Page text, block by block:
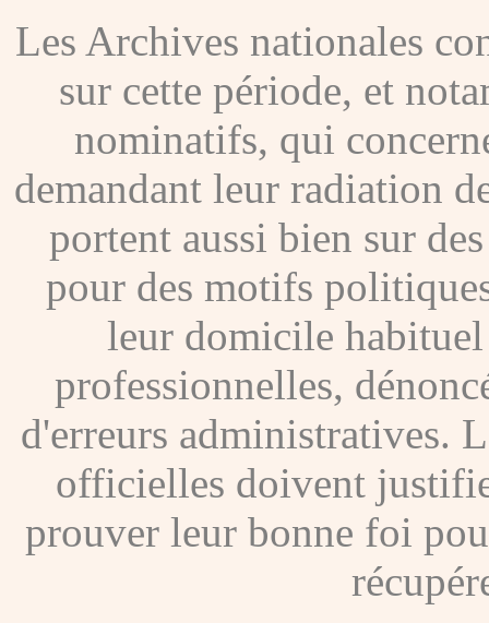
Les Archives nationales
sur cette période, et
nominatifs, qui
demandant leur radiation
portent aussi bien sur
pour des motifs
leur domicile
professionnelles,
d'erreurs administratives.
officielles doivent
prouver leur bonne foi